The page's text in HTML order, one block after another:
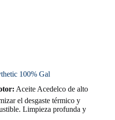
100% Gal
Aceite Acedelco de alto
el desgaste térmico y
Limpieza profunda y